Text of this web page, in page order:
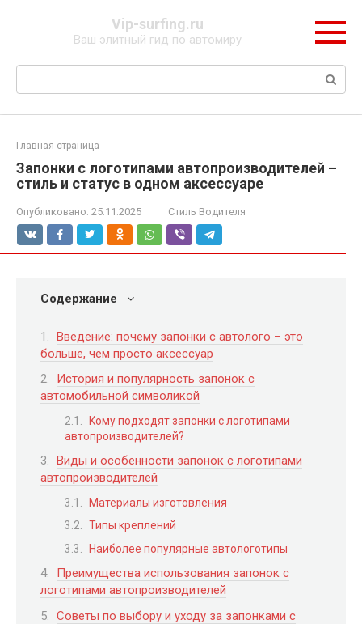
Vip-surfing.ru
Ваш элитный гид по автомиру
Поиск:
Главная страница
Запонки с логотипами автопроизводителей –
стиль и статус в одном аксессуаре
Опубликовано: 25.11.2025 Стиль Водителя
Содержание
Введение: почему запонки с автолого – это
больше, чем просто аксессуар
История и популярность запонок с
автомобильной символикой
Кому подходят запонки с логотипами
автопроизводителей?
Виды и особенности запонок с логотипами
автопроизводителей
Материалы изготовления
Типы креплений
Наиболее популярные автологотипы
Преимущества использования запонок с
логотипами автопроизводителей
Советы по выбору и уходу за запонками с